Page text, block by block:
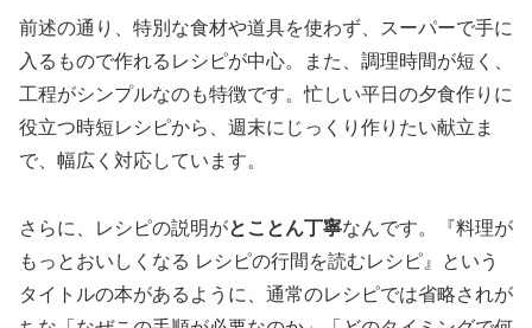
前述の通り、特別な食材や道具を使わず、スーパーで手に
入るもので作れるレシピが中心。また、調理時間が短く、
工程がシンプルなのも特徴です。忙しい平日の夕食作りに
役立つ時短レシピから、週末にじっくり作りたい献立ま
で、幅広く対応しています。
さらに、レシピの説明がとことん丁寧なんです。『料理が
もっとおいしくなる レシピの行間を読むレシピ』という
タイトルの本があるように、通常のレシピでは省略されが